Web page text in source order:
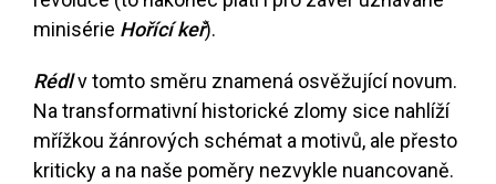
minisérie Hořící keř).
Rédlv tomto směru znamená osvěžující novum.
Na transformativní historické zlomy sice nahlíží
mřížkou žánrových schémat a motivů, ale přesto
kriticky a na naše poměry nezvykle nuancovaně.